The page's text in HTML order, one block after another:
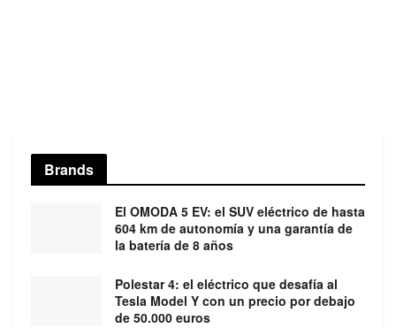
Brands
El OMODA 5 EV: el SUV eléctrico de hasta
604 km de autonomía y una garantía de
la batería de 8 años
Polestar 4: el eléctrico que desafía al
Tesla Model Y con un precio por debajo
de 50.000 euros